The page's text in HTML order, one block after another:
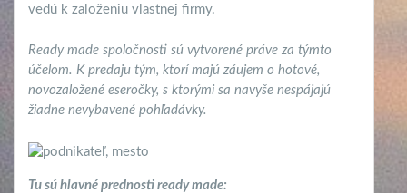
vedú k založeniu vlastnej firmy.
Ready made spoločnosti sú vytvorené práve za týmto
účelom. K predaju tým, ktorí majú záujem o hotové,
novozaložené eseročky, s ktorými sa navyše nespájajú
žiadne nevybavené pohľadávky.
Tu sú hlavné prednosti ready made: